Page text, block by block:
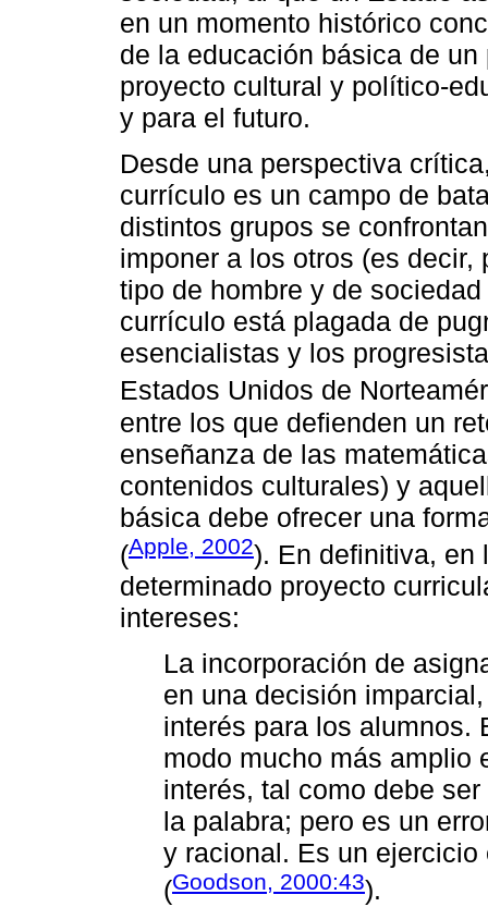
en un momento histórico
de la educación básica de
proyecto cultural y político-
y para el futuro.
Desde una perspectiva
currículo es un campo de
distintos grupos se
imponer a los otros (es
tipo de hombre y de
currículo está plagada de
esencialistas y los
Estados Unidos de
entre los que defienden un
enseñanza de las
contenidos culturales) y
básica debe ofrecer una
(Apple, 2002). En definitiva, en
determinado proyecto
intereses:
La incorporación de
en una decisión
interés para los alumnos.
modo mucho más amplio
interés, tal como debe
la palabra; pero es un
y racional. Es un
(Goodson, 2000:43).